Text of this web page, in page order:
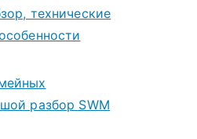
технические
разбор SWM